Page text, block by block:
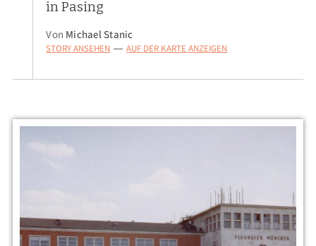
in Pasing
Von Michael Stanic
STORY ANSEHEN — AUF DER KARTE ANZEIGEN